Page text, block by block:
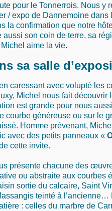
pour le Tonnerrois. Nous y
/ expo de Dannemoine dans
la confirmation que notre
aussi son coin de terre, sa
Michel aime la vie.
sa salle
caressant avec volupté les
Michel nous fait découvrir
est grande pour nous
courbe généreuse ou sur le
Homme prévenant,
avec des petits panneaux «
cette invite.
présente chacune des
ou abstraite aux courbes
sortie du calcaire, Saint
teinté à l’ancienne…
: celles du marbre de